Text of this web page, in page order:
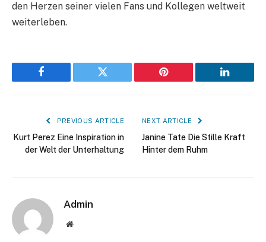
den Herzen seiner vielen Fans und Kollegen weltweit
weiterleben.
Facebook Twitter Pinterest LinkedIn
PREVIOUS ARTICLE
Kurt Perez Eine Inspiration in
der Welt der Unterhaltung
NEXT ARTICLE
Janine Tate Die Stille Kraft
Hinter dem Ruhm
Admin
Website